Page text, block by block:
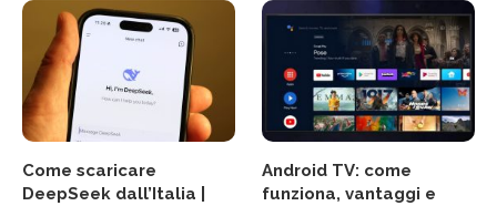
Come scaricare
DeepSeek dall’Italia |
Android TV: come
funziona, vantaggi e